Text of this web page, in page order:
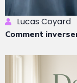
Lucas Coyard
Comment